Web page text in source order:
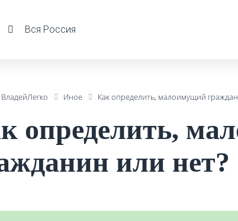
Вся Россия
Иное Как определить, малоимущий
определить,
или нет?